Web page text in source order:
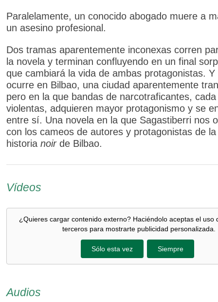
Paralelamente, un conocido abogado muere a
un asesino profesional.
Dos tramas aparentemente inconexas corren
la novela y terminan confluyendo en un final
que cambiará la vida de ambas protagonistas. Y
ocurre en Bilbao, una ciudad aparentemente
pero en la que bandas de narcotraficantes,
violentas, adquieren mayor protagonismo y se
entre sí. Una novela en la que Sagastiberri nos
con los cameos de autores y protagonistas de
historia noirde Bilbao.
Vídeos
¿Quieres cargar contenido externo? Haciéndolo aceptas el uso
terceros para mostrarte publicidad personalizada.
Sólo esta vez Siempre
Audios